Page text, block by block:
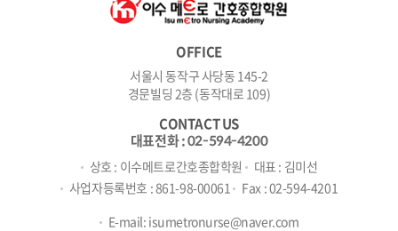
OFFICE
서울시 동작구 사당동 145-2
경문빌딩 2층 (동작대로 109)
CONTACT US
대표전화 :02-594-4200
상호 : 이수메트로간호종합학원
대표 : 김미선
사업자등록번호 : 861-98-00061
Fax : 02-594-4201
E-mail: isumetronurse@naver.com